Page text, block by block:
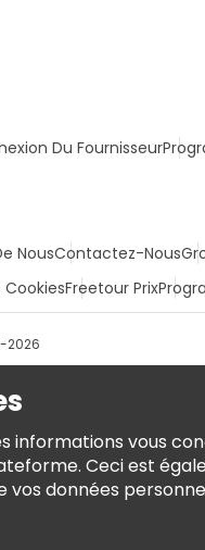
Du Fournisseur
NousContactez-Nous
CookiesFreetour Prix
2026
informations vous
Ceci est
données